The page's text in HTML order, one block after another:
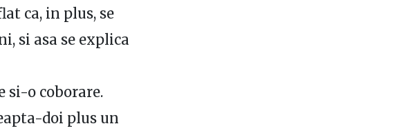
ca, in plus, se
si asa se explica
si-o coborare.
doi plus un